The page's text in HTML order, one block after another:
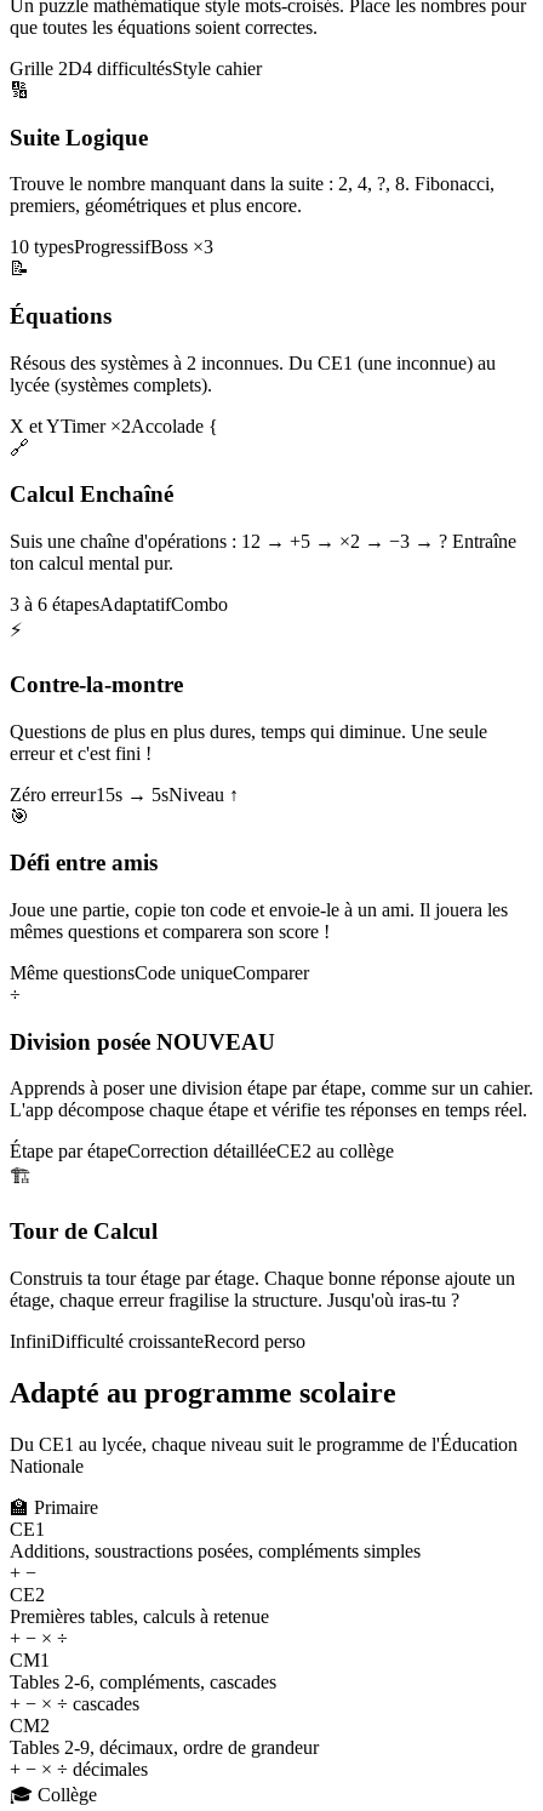
Un puzzle mathématique style mots-croisés. Place les nombres pour
que toutes les équations soient correctes.
Grille 2D4 difficultésStyle cahier
🔢
Suite Logique
Trouve le nombre manquant dans la suite : 2, 4, ?, 8. Fibonacci,
premiers, géométriques et plus encore.
10 typesProgressifBoss ×3
📝
Équations
Résous des systèmes à 2 inconnues. Du CE1 (une inconnue) au
lycée (systèmes complets).
X et YTimer ×2Accolade {
🔗
Calcul Enchaîné
Suis une chaîne d'opérations : 12 → +5 → ×2 → −3 → ? Entraîne
ton calcul mental pur.
3 à 6 étapesAdaptatifCombo
⚡
Contre-la-montre
Questions de plus en plus dures, temps qui diminue. Une seule
erreur et c'est fini !
Zéro erreur15s → 5sNiveau ↑
🎯
Défi entre amis
Joue une partie, copie ton code et envoie-le à un ami. Il jouera les
mêmes questions et comparera son score !
Même questionsCode uniqueComparer
÷
Division posée NOUVEAU
Apprends à poser une division étape par étape, comme sur un cahier.
L'app décompose chaque étape et vérifie tes réponses en temps réel.
Étape par étapeCorrection détailléeCE2 au collège
🏗️
Tour de Calcul
Construis ta tour étage par étage. Chaque bonne réponse ajoute un
étage, chaque erreur fragilise la structure. Jusqu'où iras-tu ?
InfiniDifficulté croissanteRecord perso
Adapté au programme scolaire
Du CE1 au lycée, chaque niveau suit le programme de l'Éducation
Nationale
🏫 Primaire
CE1
Additions, soustractions posées, compléments simples
+ −
CE2
Premières tables, calculs à retenue
+ − × ÷
CM1
Tables 2-6, compléments, cascades
+ − × ÷ cascades
CM2
Tables 2-9, décimaux, ordre de grandeur
+ − × ÷ décimales
🎓 Collège